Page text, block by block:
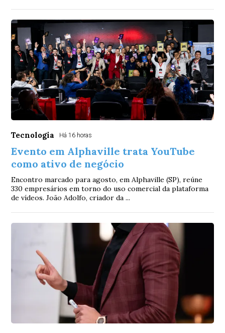
Tecnologia Há 16 horas
Evento em Alphaville trata YouTube
como ativo de negócio
Encontro marcado para agosto, em Alphaville (SP), reúne
330 empresários em torno do uso comercial da plataforma
de vídeos. João Adolfo, criador da ...